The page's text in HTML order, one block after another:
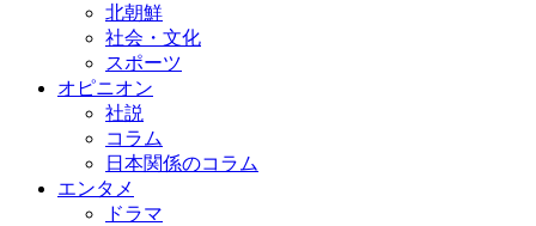
北朝鮮
社会・文化
スポーツ
オピニオン
社説
コラム
日本関係のコラム
エンタメ
ドラマ